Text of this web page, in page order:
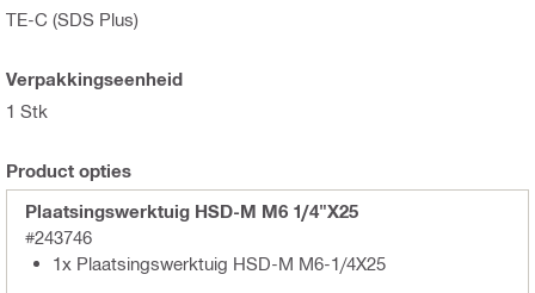
TE-C (SDS Plus)
Verpakkingseenheid
1 Stk
Product opties
Plaatsingswerktuig HSD-M M6 1/4"X25
#243746
1x Plaatsingswerktuig HSD-M M6-1/4X25